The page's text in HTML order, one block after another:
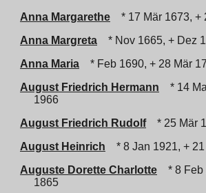
Anna Margarethe
* 17 Mär 1673, +
Anna Margreta
* Nov 1665, + Dez
Anna Maria
* Feb 1690, + 28 Mär
August Friedrich Hermann
* 14
1966
August Friedrich Rudolf
* 25 Mär
August Heinrich
* 8 Jan 1921, +
Auguste Dorette Charlotte
* 8 Feb
1865